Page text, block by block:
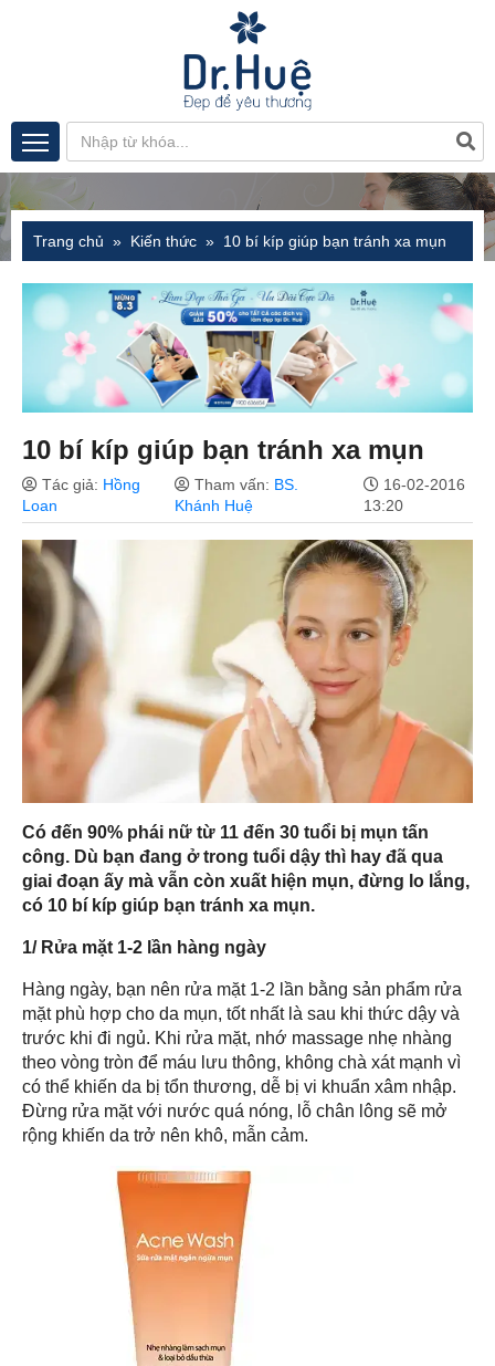
Trang chủ Kiến thức 10 bí kíp giúp bạn tránh xa mụn
10 bí kíp giúp bạn tránh xa mụn
Tác giả: Hồng
Loan
Tham vấn: BS.
Khánh Huệ
16-02-2016
13:20
Có đến 90% phái nữ từ 11 đến 30 tuổi bị mụn tấn
công. Dù bạn đang ở trong tuổi dậy thì hay đã qua
giai đoạn ấy mà vẫn còn xuất hiện mụn, đừng lo lắng,
có 10 bí kíp giúp bạn tránh xa mụn.
1/ Rửa mặt 1-2 lần hàng ngày
Hàng ngày, bạn nên rửa mặt 1-2 lần bằng sản phẩm rửa
mặt phù hợp cho da mụn, tốt nhất là sau khi thức dậy và
trước khi đi ngủ. Khi rửa mặt, nhớ massage nhẹ nhàng
theo vòng tròn để máu lưu thông, không chà xát mạnh vì
có thể khiến da bị tổn thương, dễ bị vi khuẩn xâm nhập.
Đừng rửa mặt với nước quá nóng, lỗ chân lông sẽ mở
rộng khiến da trở nên khô, mẫn cảm.